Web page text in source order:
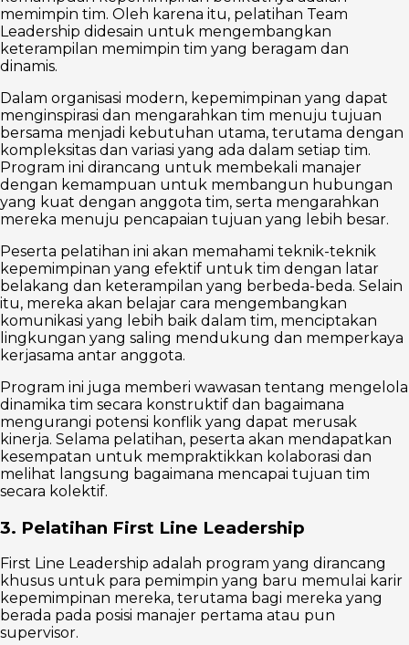
memimpin tim. Oleh karena itu, pelatihan Team
Leadership didesain untuk mengembangkan
keterampilan memimpin tim yang beragam dan
dinamis.
Dalam organisasi modern, kepemimpinan yang dapat
menginspirasi dan mengarahkan tim menuju tujuan
bersama menjadi kebutuhan utama, terutama dengan
kompleksitas dan variasi yang ada dalam setiap tim.
Program ini dirancang untuk membekali manajer
dengan kemampuan untuk membangun hubungan
yang kuat dengan anggota tim, serta mengarahkan
mereka menuju pencapaian tujuan yang lebih besar.
Peserta pelatihan ini akan memahami teknik-teknik
kepemimpinan yang efektif untuk tim dengan latar
belakang dan keterampilan yang berbeda-beda. Selain
itu, mereka akan belajar cara mengembangkan
komunikasi yang lebih baik dalam tim, menciptakan
lingkungan yang saling mendukung dan memperkaya
kerjasama antar anggota.
Program ini juga memberi wawasan tentang mengelola
dinamika tim secara konstruktif dan bagaimana
mengurangi potensi konflik yang dapat merusak
kinerja. Selama pelatihan, peserta akan mendapatkan
kesempatan untuk mempraktikkan kolaborasi dan
melihat langsung bagaimana mencapai tujuan tim
secara kolektif.
3. Pelatihan First Line Leadership
First Line Leadership adalah program yang dirancang
khusus untuk para pemimpin yang baru memulai karir
kepemimpinan mereka, terutama bagi mereka yang
berada pada posisi manajer pertama atau pun
supervisor.